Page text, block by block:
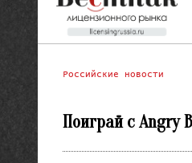
Российские новости
Поиграй с Angry